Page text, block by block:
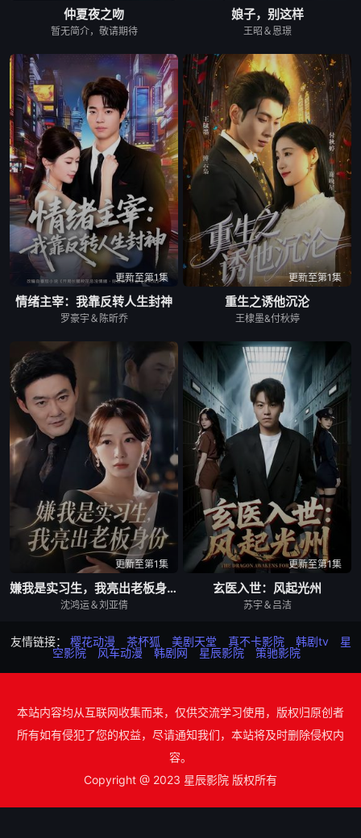
仲夏夜之吻
暂无简介，敬请期待
娘子，别这样
王昭＆恩璟
更新至第1集
情绪主宰：我靠反转人生封神
罗豪宇＆陈昕乔
更新至第1集
重生之诱他沉沦
王棣墨&付秋婷
更新至第1集
嫌我是实习生，我亮出老板身份
沈鸿运＆刘亚倩
更新至第1集
玄医入世：风起光州
苏宇＆吕洁
友情链接： 樱花动漫 茶杯狐 美剧天堂 真不卡影院 韩剧tv
星
空影院
风车动漫 韩剧网 星辰影院 策驰影院
本站内容均从互联网收集而来，仅供交流学习使用，版权归原创者
所有如有侵犯了您的权益，尽请通知我们，本站将及时删除侵权内
容。
Copyright @ 2023 星辰影院 版权所有